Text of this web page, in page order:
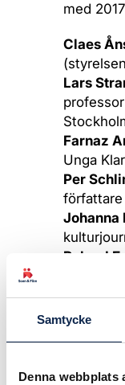
Samtycke
Denna webbplats
med
Claes
Lars
Farnaz
Unga
Per
författare
Johanna
Roland
för
Malin
Carina